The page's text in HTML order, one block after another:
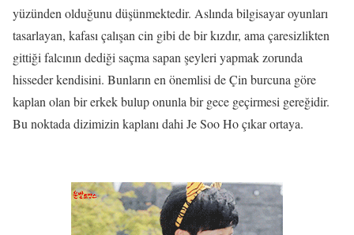
yüzünden olduğunu düşünmektedir. Aslında bilgisayar oyunları
tasarlayan, kafası çalışan cin gibi de bir kızdır, ama çaresizlikten
gittiği falcının dediği saçma sapan şeyleri yapmak zorunda
hisseder kendisini. Bunların en önemlisi de Çin burcuna göre
kaplan olan bir erkek bulup onunla bir gece geçirmesi gereğidir.
Bu noktada dizimizin kaplanı dahi Je Soo Ho çıkar ortaya.